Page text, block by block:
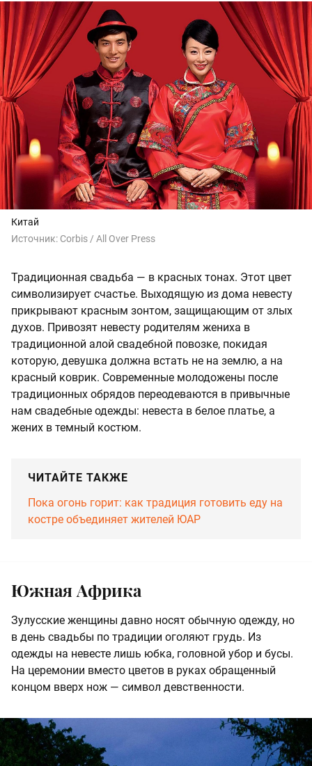
Китай
Источник: Corbis / All Over Press
Традиционная свадьба — в красных тонах. Этот цвет
символизирует счастье. Выходящую из дома невесту
прикрывают красным зонтом, защищающим от злых
духов. Привозят невесту родителям жениха в
традиционной алой свадебной повозке, покидая
которую, девушка должна встать не на землю, а на
красный коврик. Современные молодожены после
традиционных обрядов переодеваются в привычные
нам свадебные одежды: невеста в белое платье, а
жених в темный костюм.
ЧИТАЙТЕ ТАКЖЕ
Пока огонь горит: как традиция готовить еду на
костре объединяет жителей ЮАР
Южная Африка
Зулусские женщины давно носят обычную одежду, но
в день свадьбы по традиции оголяют грудь. Из
одежды на невесте лишь юбка, головной убор и бусы.
На церемонии вместо цветов в руках обращенный
концом вверх нож — символ девственности.